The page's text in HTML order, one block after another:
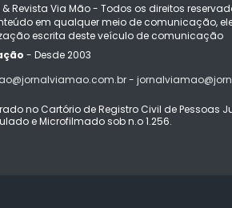
Revista Via Mão - Todos os direitos
em qualquer meio de comunicação,
escrita deste veículo de comunicação
- Desde 2003
-
no Cartório de Registro Civil de Pessoas
e Microfilmado sob n.o 1.256.